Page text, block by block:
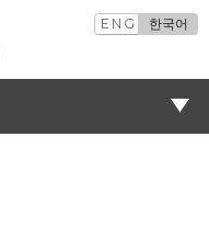
ENG 한국어